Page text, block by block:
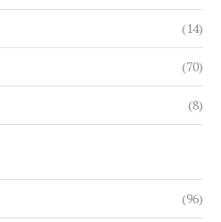
(14)
(70)
(8)
(96)